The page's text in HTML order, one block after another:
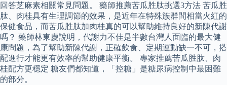
回答芝麻素相關常見問題。 藥師推薦苦瓜胜肽挑選3方法 苦瓜胜
肽、肉桂具有生理調節的效果，是近年在特殊族群間相當火紅的
保健食品，而苦瓜胜肽加肉桂真的可以幫助維持良好的新陳代謝
嗎？ 藥師林東慶說明，代謝力不佳是半數台灣人面臨的最大健
康問題，為了幫助新陳代謝，正確飲食、定期運動缺一不可，搭
配進行才能更有效率的幫助健康平衡。 專家推薦苦瓜胜肽、肉
桂配方更穩定 糖友們都知道，「控糖」是糖尿病控制中最困難
的部分。